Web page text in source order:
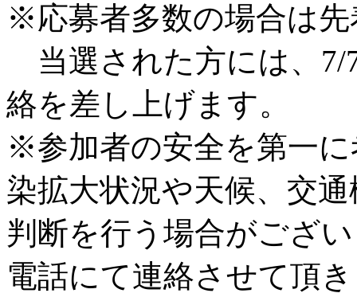
※応募者多数の場合は
当選された方には、7/
絡を差し上げます。
※参加者の安全を第一
染拡大状況や天候、交
判断を行う場合がござ
電話にて連絡させて頂